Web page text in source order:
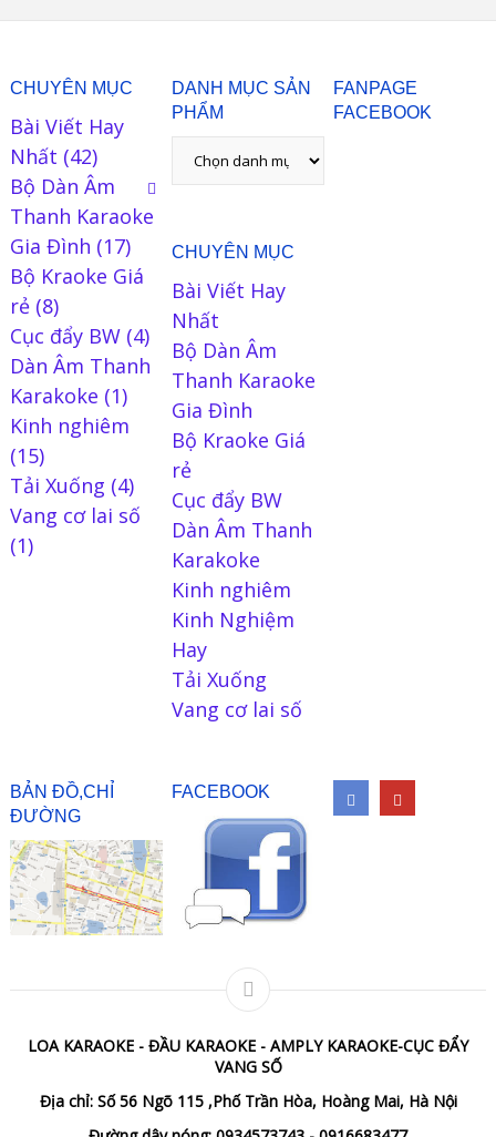
CHUYÊN MỤC
Bài Viết Hay
Nhất (42)
Bộ Dàn Âm
Thanh Karaoke
Gia Đình (17)
Bộ Kraoke Giá
rẻ(8)
Cục đẩy BW(4)
Dàn Âm Thanh
Karakoke (1)
Kinh nghiêm
(15)
Tải Xuống (4)
Vang cơ lai số
(1)
DANH MỤC SẢN
PHẨM
CHUYÊN MỤC
Bài Viết Hay
Nhất
Bộ Dàn Âm
Thanh Karaoke
Gia Đình
Bộ Kraoke Giá
rẻ
Cục đẩy BW
Dàn Âm Thanh
Karakoke
Kinh nghiêm
Kinh Nghiệm
Hay
Tải Xuống
Vang cơ lai số
FANPAGE
FACEBOOK
BẢN ĐỒ,CHỈ
ĐƯỜNG
FACEBOOK
LOA KARAOKE - ĐẦU KARAOKE - AMPLY KARAOKE-CỤC ĐẨY
VANG SỐ
Địa chỉ: Số 56 Ngõ 115 ,Phố Trần Hòa, Hoàng Mai, Hà Nội